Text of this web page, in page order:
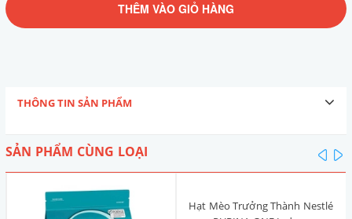
THÊM VÀO GIỎ HÀNG
THÔNG TIN SẢN PHẨM
SẢN PHẨM CÙNG LOẠI
Hạt Mèo Trưởng Thành Nestlé